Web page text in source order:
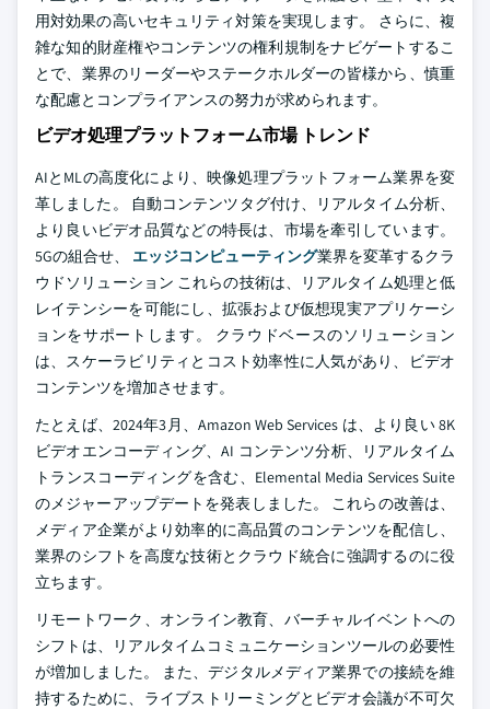
用対効果の高いセキュリティ対策を実現します。 さらに、複
雑な知的財産権やコンテンツの権利規制をナビゲートするこ
とで、業界のリーダーやステークホルダーの皆様から、慎重
な配慮とコンプライアンスの努力が求められます。
ビデオ処理プラットフォーム市場 トレンド
AIとMLの高度化により、映像処理プラットフォーム業界を変
革しました。 自動コンテンツタグ付け、リアルタイム分析、
より良いビデオ品質などの特長は、市場を牽引しています。
5Gの組合せ、 エッジコンピューティング業界を変革するクラ
ウドソリューション これらの技術は、リアルタイム処理と低
レイテンシーを可能にし、拡張および仮想現実アプリケーシ
ョンをサポートします。 クラウドベースのソリューション
は、スケーラビリティとコスト効率性に人気があり、ビデオ
コンテンツを増加させます。
たとえば、2024年3月、Amazon Web Services は、より良い 8K
ビデオエンコーディング、AI コンテンツ分析、リアルタイム
トランスコーディングを含む、Elemental Media Services Suite
のメジャーアップデートを発表しました。 これらの改善は、
メディア企業がより効率的に高品質のコンテンツを配信し、
業界のシフトを高度な技術とクラウド統合に強調するのに役
立ちます。
リモートワーク、オンライン教育、バーチャルイベントへの
シフトは、リアルタイムコミュニケーションツールの必要性
が増加しました。 また、デジタルメディア業界での接続を維
持するために、ライブストリーミングとビデオ会議が不可欠